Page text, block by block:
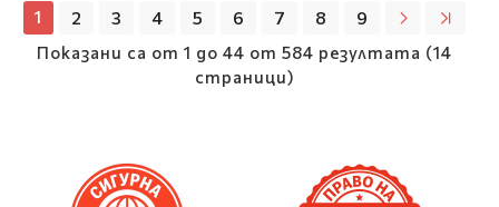
1 2 3 4 5 6 7 8 9
Показани са от 1 до 44 от 584 резултата (14
страници)